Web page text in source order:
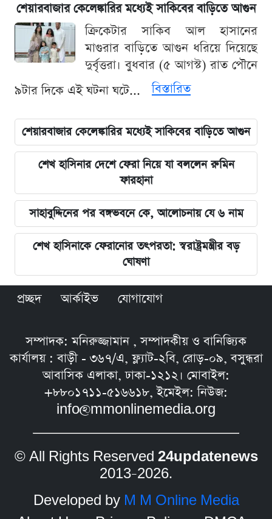
শেয়ারবাজার কেলেঙ্কারির মধ্যেই সাকিবের বাড়িতে আগুন
ক্রিকেটার সাকিব আল হাসানের
মাগুরার বাড়িতে আগুন ধরিয়ে দিয়েছে
দুর্বৃত্তরা। বুধবার (৫ আগস্ট) রাত পৌনে
৯টার দিকে এই ঘটনা ঘটে...
বিস্তারিত
শেয়ারবাজার কেলেঙ্কারির মধ্যেই সাকিবের বাড়িতে আগুন
শেখ হাসিনার দেশে ফেরা নিয়ে যা বললেন রুমিন
ফারহানা
সাহাবুদ্দিনের পর বঙ্গভবনে কে, আলোচনায় যে ৬ নাম
শেখ হাসিনাকে ফেরানোর তৎপরতা: স্বরাষ্ট্রমন্ত্রীর বড়
ঘোষণা
প্রচ্ছদ আর্কাইভ যোগাযোগ
সম্পাদক: মনিরুজ্জামান , সম্পাদকীয় ও বানিজ্যিক
কার্যালয় : বাড়ী - ৩৬৭/এ, ফ্ল্যাট-২বি, রোড়-০৯, বসুন্ধরা
আবাসিক এলাকা, ঢাকা-১২১২। মোবাইল:
+৮৮০১৭১১-৫১৬৬১৮, ইমেইল: নিউজ:
info@mmonlinemedia.org
© All Rights Reserved 24updatenews
2013–2026.
Developed by M M Online Media